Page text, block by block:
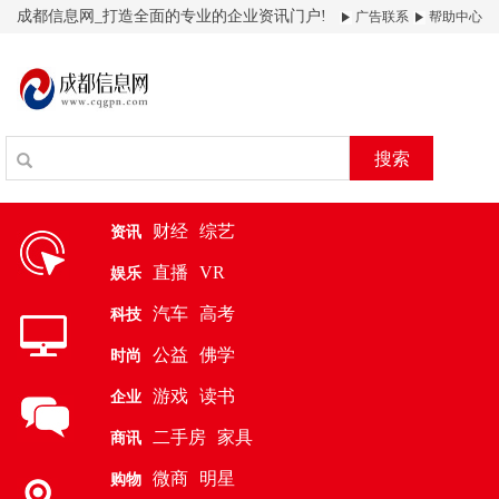
成都信息网_打造全面的专业的企业资讯门户! 广告联系 帮助中心
搜索
资讯 财经 综艺
娱乐 直播 VR
科技 汽车 高考
时尚 公益 佛学
企业 游戏 读书
商讯 二手房 家具
购物 微商 明星